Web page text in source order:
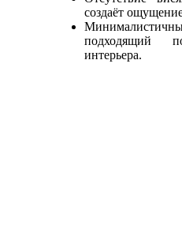
создаёт
подходящий
интерьера.